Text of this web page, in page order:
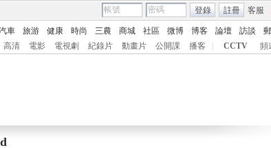
客服
登錄 註冊
車 旅游 健康 時尚 三農 商城 社區 微博 博客 論壇 訪談
高清 電影 電視劇 紀錄片 動畫片 公開課 播客 CCTV 頻